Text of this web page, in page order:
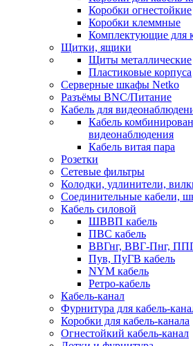
Коробки огнестойкие
Коробки клеммные
Комплектующие для
Щитки, ящики
Щиты металлические
Пластиковые корпуса
Серверные шкафы Netko
Разъёмы BNC/Питание
Кабель для
Кабель
видеонаблюдения
Кабель витая пара
Розетки
Сетевые фильтры
Колодки, удлинители,
Соединительные кабели,
Кабель силовой
ШВВП кабель
ПВС кабель
ВВГнг, ВВГ-Пнг,
Пув, ПуГВ кабель
NYM кабель
Ретро-кабель
Кабель-канал
Фурнитура для кабель-
Коробки для кабель-канала
Огнестойкий кабель-канал